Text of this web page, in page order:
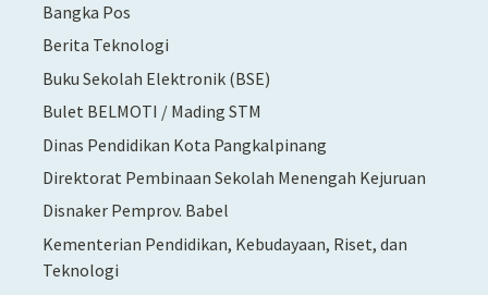
Bangka Pos
Berita Teknologi
Buku Sekolah Elektronik (BSE)
Bulet BELMOTI / Mading STM
Dinas Pendidikan Kota Pangkalpinang
Direktorat Pembinaan Sekolah Menengah Kejuruan
Disnaker Pemprov. Babel
Kementerian Pendidikan, Kebudayaan, Riset, dan
Teknologi